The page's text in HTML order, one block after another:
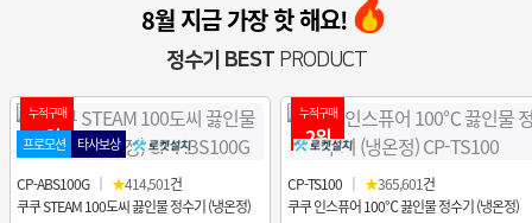
8월 지금 가장 핫 해요!
정수기 BESTPRODUCT
누적구매
1위
프로모션 타사보상
CP-ABS100G ｜ ★414,501건
쿠쿠 STEAM 100도씨 끓인물 정수기 (냉온정)
누적구매
2위
CP-TS100 ｜ ★365,601건
쿠쿠 인스퓨어 100℃ 끓인물 정수기 (냉온정)